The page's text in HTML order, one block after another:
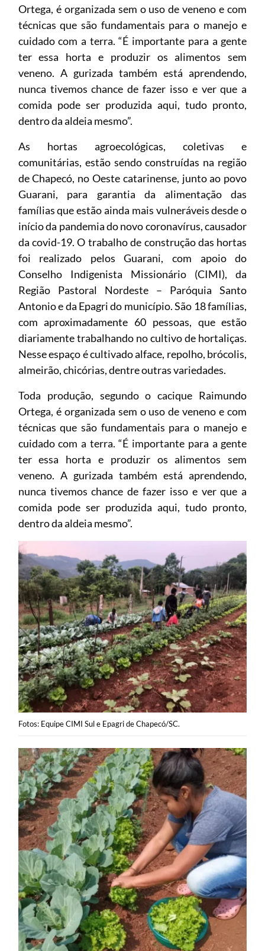
Ortega, é organizada sem o uso de veneno e com
técnicas que são fundamentais para o manejo e
cuidado com a terra. “É importante para a gente
ter essa horta e produzir os alimentos sem
veneno. A gurizada também está aprendendo,
nunca tivemos chance de fazer isso e ver que a
comida pode ser produzida aqui, tudo pronto,
dentro da aldeia mesmo”.
As hortas agroecológicas, coletivas e
comunitárias, estão sendo construídas na região
de Chapecó, no Oeste catarinense, junto ao povo
Guarani, para garantia da alimentação das
famílias que estão ainda mais vulneráveis desde o
início da pandemia do novo coronavírus, causador
da covid-19. O trabalho de construção das hortas
foi realizado pelos Guarani, com apoio do
Conselho Indigenista Missionário (CIMI), da
Região Pastoral Nordeste – Paróquia Santo
Antonio e da Epagri do município. São 18 famílias,
com aproximadamente 60 pessoas, que estão
diariamente trabalhando no cultivo de hortaliças.
Nesse espaço é cultivado alface, repolho, brócolis,
almeirão, chicórias, dentre outras variedades.
Toda produção, segundo o cacique Raimundo
Ortega, é organizada sem o uso de veneno e com
técnicas que são fundamentais para o manejo e
cuidado com a terra. “É importante para a gente
ter essa horta e produzir os alimentos sem
veneno. A gurizada também está aprendendo,
nunca tivemos chance de fazer isso e ver que a
comida pode ser produzida aqui, tudo pronto,
dentro da aldeia mesmo”.
Fotos: Equipe CIMI Sul e Epagri de Chapecó/SC.